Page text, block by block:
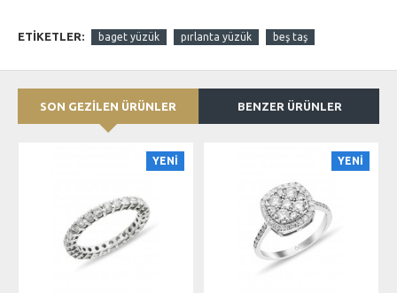
ETIKETLER: baget yüzük pırlanta yüzük beş taş
SON GEZİLEN ÜRÜNLER BENZER ÜRÜNLER
YENİ YENİ